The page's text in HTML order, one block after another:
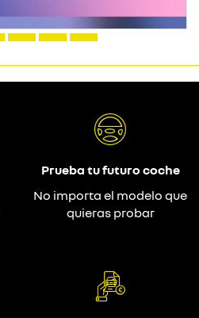
Prueba tu futuro coche
No importa el modelo que
quieras probar